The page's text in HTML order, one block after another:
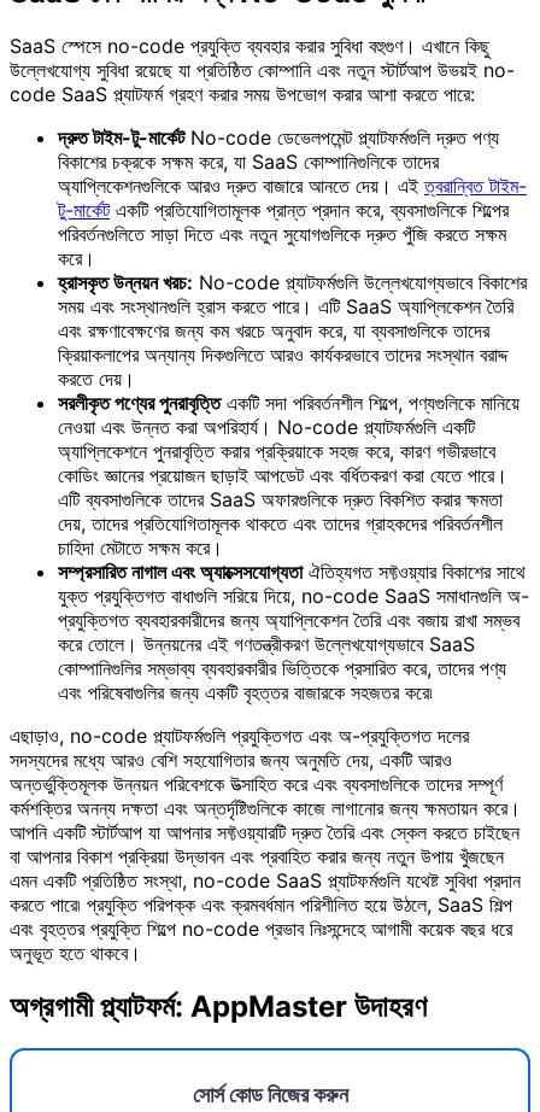
SaaS স্পেসে no-code প্রযুক্তি ব্যবহার করার সুবিধা বহুগুণ। এখানে কিছু
উল্লেখযোগ্য সুবিধা রয়েছে যা প্রতিষ্ঠিত কোম্পানি এবং নতুন স্টার্টআপ উভয়ই no-
code SaaS প্ল্যাটফর্ম গ্রহণ করার সময় উপভোগ করার আশা করতে পারে:
দ্রুত টাইম-টু-মার্কেটNo-code ডেভেলপমেন্ট প্ল্যাটফর্মগুলি দ্রুত পণ্য
বিকাশের চক্রকে সক্ষম করে, যা SaaS কোম্পানিগুলিকে তাদের
অ্যাপ্লিকেশনগুলিকে আরও দ্রুত বাজারে আনতে দেয়। এইত্বরান্বিত টাইম-
টু-মার্কেটএকটি প্রতিযোগিতামূলক প্রান্ত প্রদান করে, ব্যবসাগুলিকে শিল্পের
পরিবর্তনগুলিতে সাড়া দিতে এবং নতুন সুযোগগুলিকে দ্রুত পুঁজি করতে সক্ষম
করে।
হ্রাসকৃত উন্নয়ন খরচ: No-code প্ল্যাটফর্মগুলি উল্লেখযোগ্যভাবে বিকাশের
সময় এবং সংস্থানগুলি হ্রাস করতে পারে। এটি SaaS অ্যাপ্লিকেশন তৈরি
এবং রক্ষণাবেক্ষণের জন্য কম খরচে অনুবাদ করে, যা ব্যবসাগুলিকে তাদের
ক্রিয়াকলাপের অন্যান্য দিকগুলিতে আরও কার্যকরভাবে তাদের সংস্থান বরাদ্দ
করতে দেয়।
সরলীকৃত পণ্যের পুনরাবৃত্তিএকটি সদা পরিবর্তনশীল শিল্পে, পণ্যগুলিকে মানিয়ে
নেওয়া এবং উন্নত করা অপরিহার্য। No-code প্ল্যাটফর্মগুলি একটি
অ্যাপ্লিকেশনে পুনরাবৃত্তি করার প্রক্রিয়াকে সহজ করে, কারণ গভীরভাবে
কোডিং জ্ঞানের প্রয়োজন ছাড়াই আপডেট এবং বর্ধিতকরণ করা যেতে পারে।
এটি ব্যবসাগুলিকে তাদের SaaS অফারগুলিকে দ্রুত বিকশিত করার ক্ষমতা
দেয়, তাদের প্রতিযোগিতামূলক থাকতে এবং তাদের গ্রাহকদের পরিবর্তনশীল
চাহিদা মেটাতে সক্ষম করে।
সম্প্রসারিত নাগাল এবং অ্যাক্সেসযোগ্যতাঐতিহ্যগত সফ্টওয়্যার বিকাশের সাথে
যুক্ত প্রযুক্তিগত বাধাগুলি সরিয়ে দিয়ে, no-code SaaS সমাধানগুলি অ-
প্রযুক্তিগত ব্যবহারকারীদের জন্য অ্যাপ্লিকেশন তৈরি এবং বজায় রাখা সম্ভব
করে তোলে। উন্নয়নের এই গণতন্ত্রীকরণ উল্লেখযোগ্যভাবে SaaS
কোম্পানিগুলির সম্ভাব্য ব্যবহারকারীর ভিত্তিকে প্রসারিত করে, তাদের পণ্য
এবং পরিষেবাগুলির জন্য একটি বৃহত্তর বাজারকে সহজতর করে৷
এছাড়াও, no-code প্ল্যাটফর্মগুলি প্রযুক্তিগত এবং অ-প্রযুক্তিগত দলের
সদস্যদের মধ্যে আরও বেশি সহযোগিতার জন্য অনুমতি দেয়, একটি আরও
অন্তর্ভুক্তিমূলক উন্নয়ন পরিবেশকে উত্সাহিত করে এবং ব্যবসাগুলিকে তাদের সম্পূর্ণ
কর্মশক্তির অনন্য দক্ষতা এবং অন্তর্দৃষ্টিগুলিকে কাজে লাগানোর জন্য ক্ষমতায়ন করে।
আপনি একটি স্টার্টআপ যা আপনার সফ্টওয়্যারটি দ্রুত তৈরি এবং স্কেল করতে চাইছেন
বা আপনার বিকাশ প্রক্রিয়া উদ্ভাবন এবং প্রবাহিত করার জন্য নতুন উপায় খুঁজছেন
এমন একটি প্রতিষ্ঠিত সংস্থা, no-code SaaS প্ল্যাটফর্মগুলি যথেষ্ট সুবিধা প্রদান
করতে পারে৷ প্রযুক্তি পরিপক্ক এবং ক্রমবর্ধমান পরিশীলিত হয়ে উঠলে, SaaS শিল্প
এবং বৃহত্তর প্রযুক্তি শিল্পে no-code প্রভাব নিঃসন্দেহে আগামী কয়েক বছর ধরে
অনুভূত হতে থাকবে।
অগ্রগামী প্ল্যাটফর্ম: AppMaster উদাহরণ
সোর্স কোড নিজের করুন